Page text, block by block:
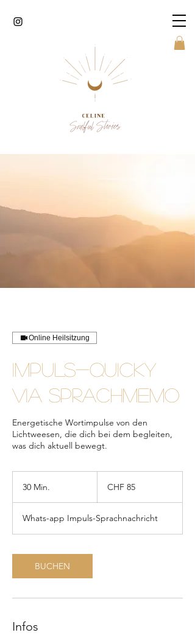
Online Heilsitzung
IMPULS-QUICKY
VIA SPRACHMEMO
Energetische Wortimpulse von den
Lichtweesen, die dich bei dem begleiten,
was dich aktuell bewegt.
30 Min.
i
n
Franken
CHF 85
Whats-app Impuls-Sprachnachricht
BUCHEN
Infos